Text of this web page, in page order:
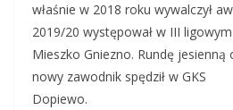
właśnie w 2018 roku wywalczył
2019/20 występował w III ligowym
Mieszko Gniezno. Rundę
nowy zawodnik spędził w GKS
Dopiewo.